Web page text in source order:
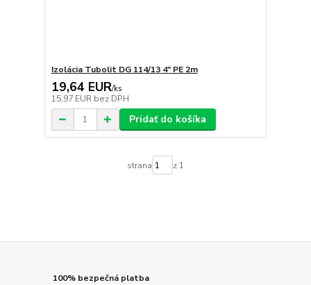
Izolácia Tubolit DG 114/13 4" PE 2m
19,64 EUR/ks
15,97 EUR bez DPH
Pridať do košíka
strana z 1
100% bezpečná platba